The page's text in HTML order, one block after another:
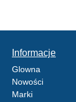
Informacje
Glowna
Nowości
Marki